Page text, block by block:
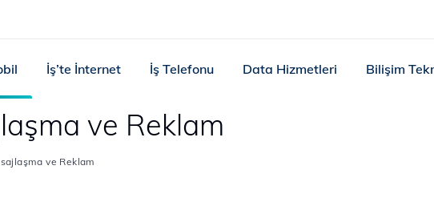
İş’te İnternet İş Telefonu Data Hizmetleri Bilişim
ve Reklam
ve Reklam